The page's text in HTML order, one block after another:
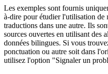
Les exemples sont fournis
à-dire pour étudier l'utilisation de
traductions dans une autre. Ils
sources ouvertes en utilisant des
données bilingues. Si vous
ponctuation ou autre soit dans
utilisez l'option "Signaler un